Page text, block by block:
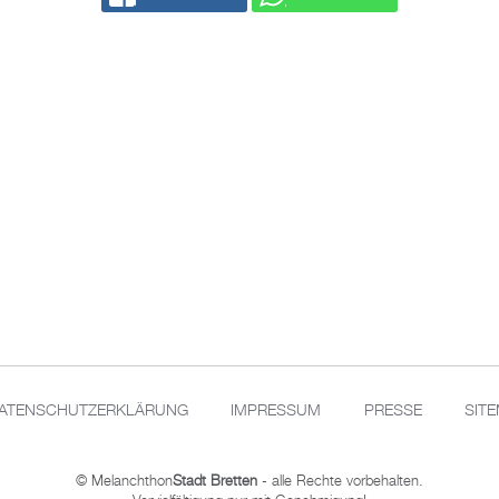
IMPRESSUM PRESSE
© MelanchthonStadt Bretten - alle Rechte vorbehalten.